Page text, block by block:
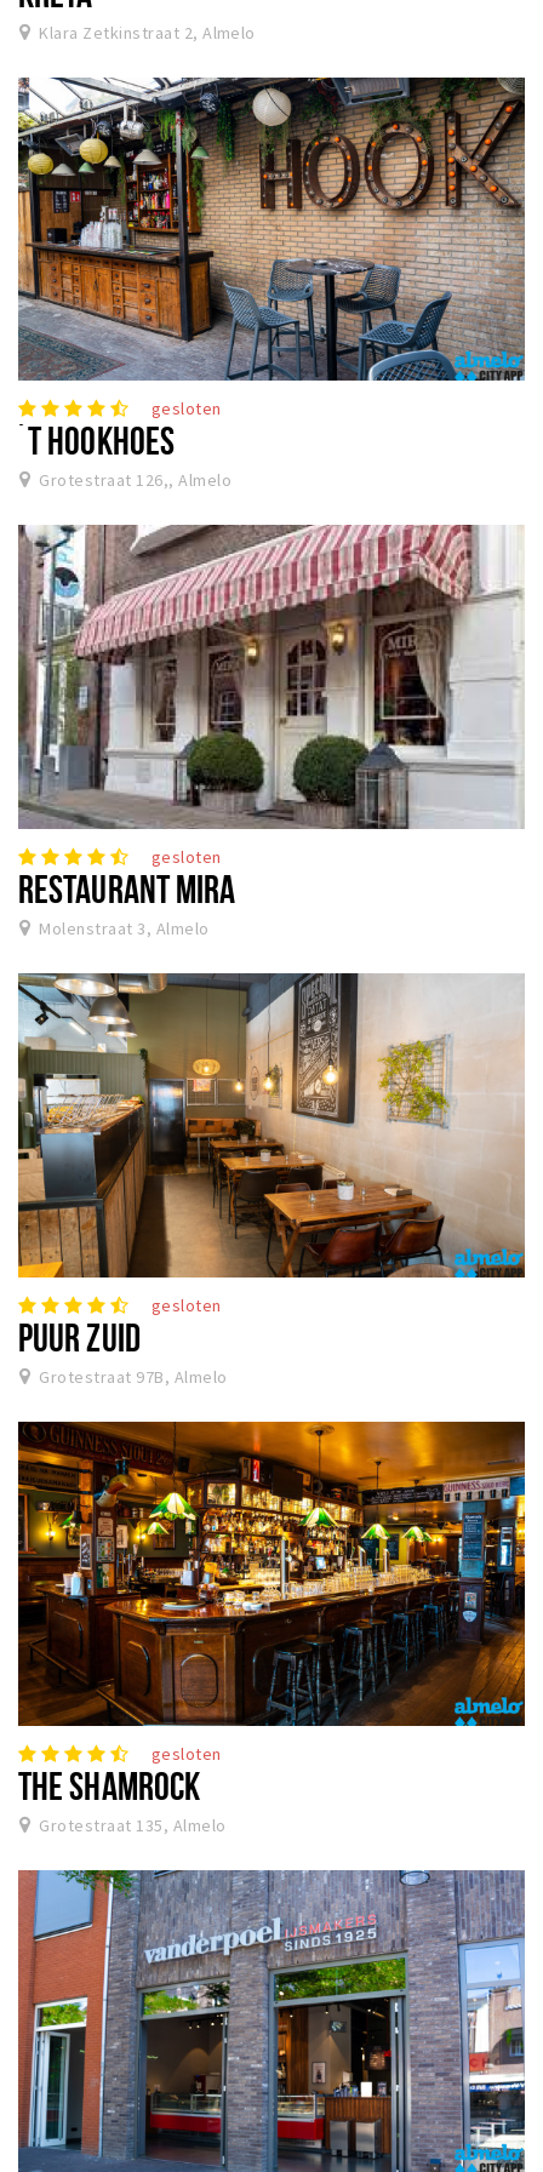
Klara Zetkinstraat 2, Almelo
gesloten
´T HOOKHOES
Grotestraat 126,, Almelo
gesloten
RESTAURANT MIRA
Molenstraat 3, Almelo
gesloten
PUUR ZUID
Grotestraat 97B, Almelo
gesloten
THE SHAMROCK
Grotestraat 135, Almelo